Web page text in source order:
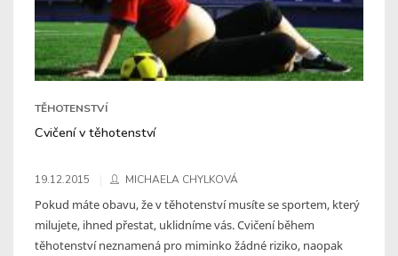
TĚHOTENSTVÍ
Cvičení v těhotenství
19.12.2015 MICHAELA CHYLKOVÁ
Pokud máte obavu, že v těhotenství musíte se sportem, který
milujete, ihned přestat, uklidníme vás. Cvičení během
těhotenství neznamená pro miminko žádné riziko, naopak